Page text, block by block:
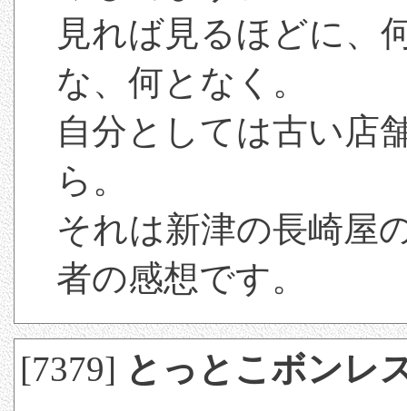
見れば見るほどに、
な、何となく。
自分としては古い店
ら。
それは新津の長崎屋
者の感想です。
[7379] とっとこボンレ